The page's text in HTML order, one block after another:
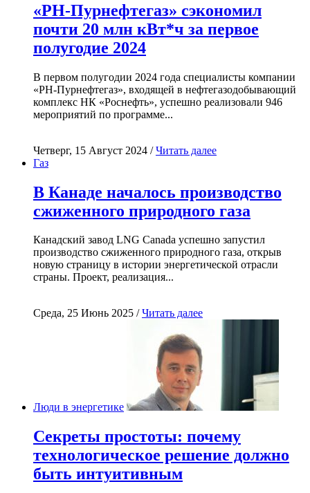
«РН-Пурнефтегаз» сэкономил
почти 20 млн кВт*ч за первое
полугодие 2024
В первом полугодии 2024 года специалисты компании
«РН-Пурнефтегаз», входящей в нефтегазодобывающий
комплекс НК «Роснефть», успешно реализовали 946
мероприятий по программе...
Четверг, 15 Август 2024 /Читать далее
Газ
В Канаде началось производство
сжиженного природного газа
Канадский завод LNG Canada успешно запустил
производство сжиженного природного газа, открыв
новую страницу в истории энергетической отрасли
страны. Проект, реализация...
Среда, 25 Июнь 2025 /Читать далее
Люди в энергетике
Секреты простоты: почему
технологическое решение должно
быть интуитивным